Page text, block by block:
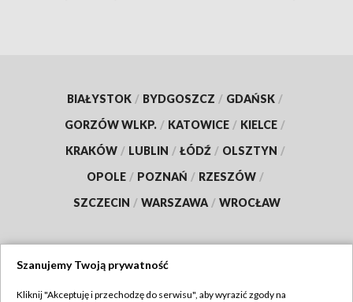
BIAŁYSTOK / BYDGOSZCZ / GDAŃSK /
GORZÓW WLKP. / KATOWICE / KIELCE /
KRAKÓW / LUBLIN / ŁÓDŹ / OLSZTYN /
OPOLE / POZNAŃ / RZESZÓW /
SZCZECIN / WARSZAWA / WROCŁAW
Szanujemy Twoją prywatność
Kliknij "Akceptuję i przechodzę do serwisu", aby wyrazić zgody na